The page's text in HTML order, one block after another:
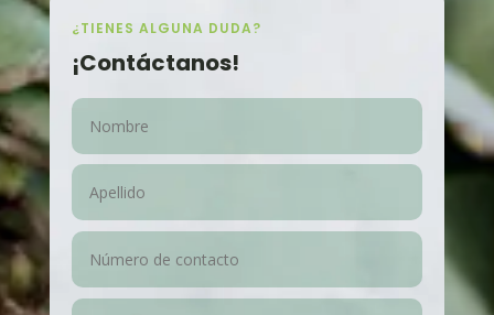
¿TIENES ALGUNA DUDA?
¡Contáctanos!